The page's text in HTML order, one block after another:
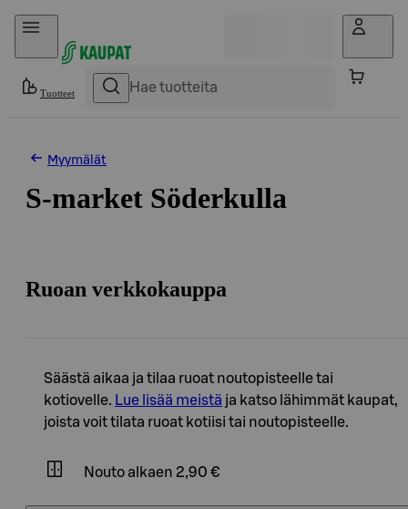
Hyppää sisältöön
Tuotteet
Myymälät
S-market Söderkulla
Ruoan verkkokauppa
Säästä aikaa ja tilaa ruoat noutopisteelle tai
kotiovelle. Lue lisää meistä ja katso lähimmät kaupat,
joista voit tilata ruoat kotiisi tai noutopisteelle.
Nouto alkaen 2,90 €